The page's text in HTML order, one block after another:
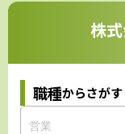
株
職種からさがす